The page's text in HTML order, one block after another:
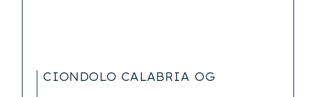
CIONDOLO CALABRIA OG